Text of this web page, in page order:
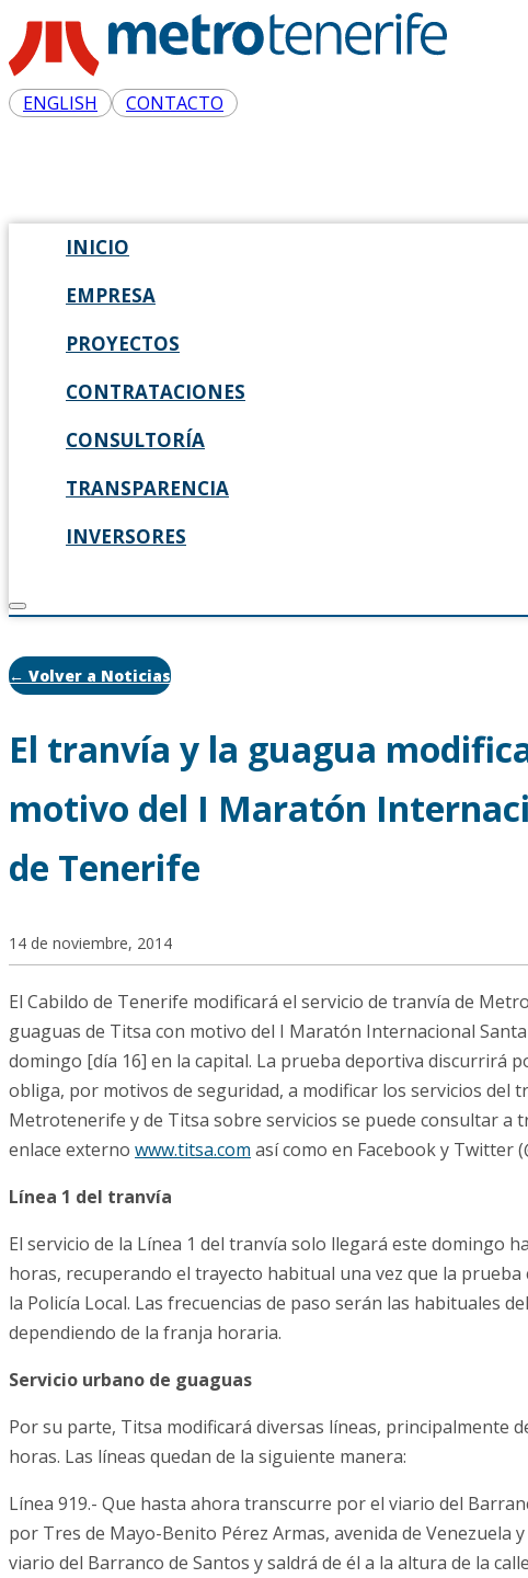
ENGLISH CONTACTO
INICIO
EMPRESA
PROYECTOS
CONTRATACIONES
CONSULTORÍA
TRANSPARENCIA
INVERSORES
← Volver a Noticias
El tranvía y la guagua
motivo del I Maratón
de Tenerife
14 de noviembre, 2014
El Cabildo de Tenerife modificará el servicio de tranvía de
guaguas de Titsa con motivo del I Maratón Internacional
domingo [día 16] en la capital. La prueba deportiva discurrirá
obliga, por motivos de seguridad, a modificar los servicios del
Metrotenerife y de Titsa sobre servicios se puede consultar a
enlace externo www.titsa.com así como en Facebook y Twitter
Línea 1 del tranvía
El servicio de la Línea 1 del tranvía solo llegará este domingo
horas, recuperando el trayecto habitual una vez que la
la Policía Local. Las frecuencias de paso serán las habituales
dependiendo de la franja horaria.
Servicio urbano de guaguas
Por su parte, Titsa modificará diversas líneas, principalmente
horas. Las líneas quedan de la siguiente manera:
Línea 919.- Que hasta ahora transcurre por el viario del
por Tres de Mayo-Benito Pérez Armas, avenida de Venezuela
viario del Barranco de Santos y saldrá de él a la altura de la